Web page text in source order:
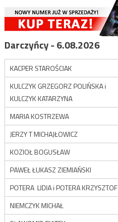
Darczyńcy - 6.08.2026
KACPER STAROŚCIAK
KULCZYK GRZEGORZ POLIŃSKA i
KULCZYK KATARZYNA
MARIA KOSTRZEWA
JERZY T MICHAJŁOWICZ
KOZIOŁ BOGUSŁAW
PAWEŁ ŁUKASZ ZIEMIAŃSKI
POTERA LIDIA i POTERA KRZYSZTOF
NIEMCZYK MICHAŁ